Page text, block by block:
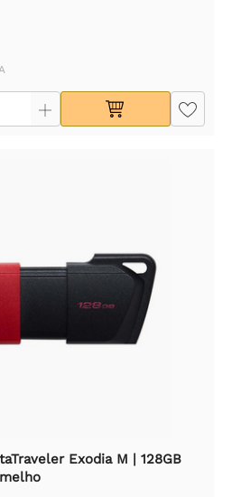
Exodia M | 128GB